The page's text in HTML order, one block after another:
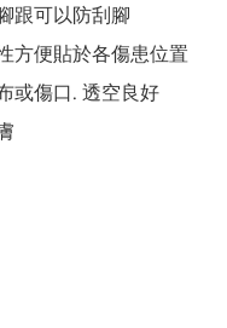
跟可以防刮腳
方便貼於各傷患位置
或傷口. 透空良好